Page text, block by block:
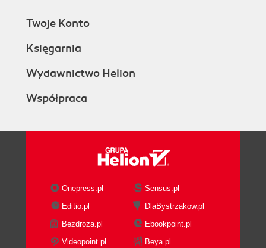
Twoje Konto
Księgarnia
Wydawnictwo Helion
Współpraca
Onepress.pl
Sensus.pl
Editio.pl
DlaBystrzakow.pl
Bezdroza.pl
Ebookpoint.pl
Videopoint.pl
Beya.pl